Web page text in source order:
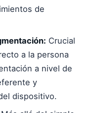
de
Crucial
a la persona
a nivel de
y
dispositivo.